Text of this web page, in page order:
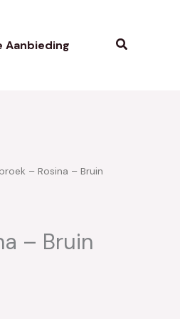
Aanbieding Zoeken
– Rosina – Bruin
– Bruin